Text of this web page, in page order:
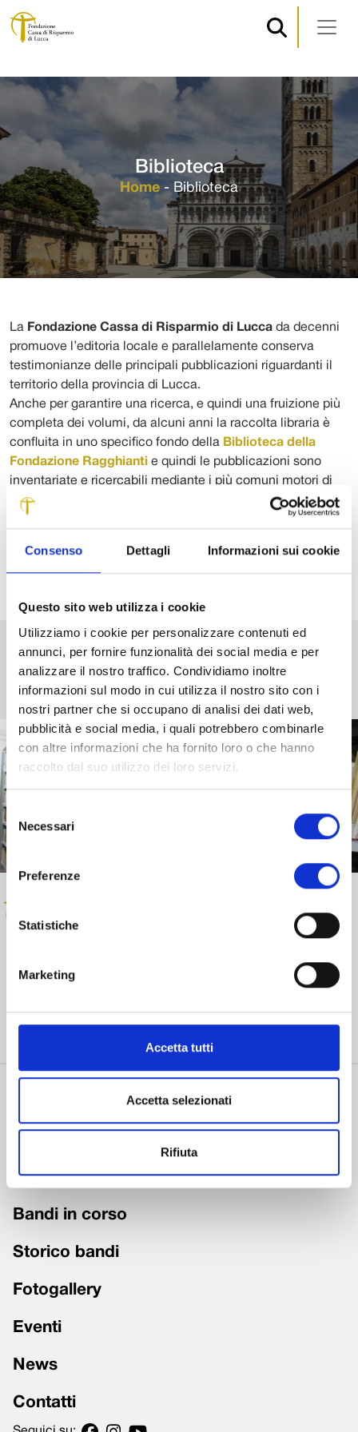
Consenso Dettagli Informazioni sui cookie
Questo sito web utilizza i cookie
Utilizziamo i cookie per personalizzare contenuti ed
annunci, per fornire funzionalità dei social media e per
analizzare il nostro traffico. Condividiamo inoltre
informazioni sul modo in cui utilizza il nostro sito con i
nostri partner che si occupano di analisi dei dati web,
pubblicità e social media, i quali potrebbero combinarle
con altre informazioni che ha fornito loro o che hanno
raccolto dal suo utilizzo dei loro servizi.
Selezione
del
consenso
Necessari
Preferenze
Statistiche
Marketing
Accetta tutti
Accetta selezionati
Rifiuta
Navigazione principale
Biblioteca
Home - Biblioteca
La Fondazione Cassa di Risparmio di Lucca da decenni
promuove l’editoria locale e parallelamente conserva
testimonianze delle principali pubblicazioni riguardanti il
territorio della provincia di Lucca.
Anche per garantire una ricerca, e quindi una fruizione più
completa dei volumi, da alcuni anni la raccolta libraria è
confluita in uno specifico fondo della Biblioteca della
Fondazione Ragghianti e quindi le pubblicazioni sono
inventariate e ricercabili mediante i più comuni motori di
ricerca (catalogo Sebina OpenLibrary) grazie ai quali
individuare la collocazione dei testi nelle biblioteca del
VAI ALLA BIBLIOTECA
Realizza, sostiene e dà vita a progetti strategici volti allo
della provincia di Lucca.
Grandi Interventi
Bandi in corso
Storico bandi
Fotogallery
Eventi
News
Contatti